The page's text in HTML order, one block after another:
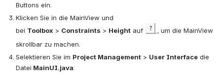
Buttons ein.
Klicken Sie in die MainView und
bei Toolbox > Constraints > Height auf
, um die MainView
skrollbar zu machen.
Selektieren Sie im Project Management > User Interface die
Datei MainUI.java